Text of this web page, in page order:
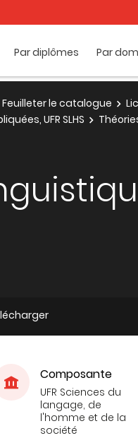
Par diplômes Par
Feuilleter le catalogue
UFR SLHS
Composante
UFR Sciences du
langage, de
l'homme et de la
société